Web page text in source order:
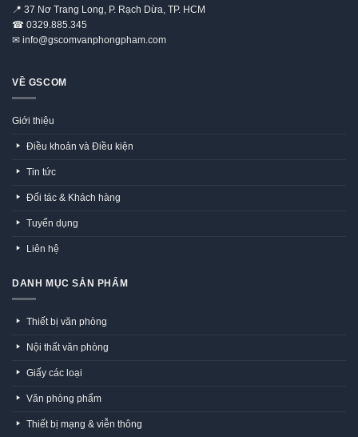
📍 37 Nơ Trang Long, P. Rạch Dừa, TP. HCM
☎ 0329.885.345
✉ info@gscomvanphongpham.com
VỀ GSCOM
Giới thiệu
Điều khoản và Điều kiện
Tin tức
Đối tác & Khách hàng
Tuyển dụng
Liên hệ
DANH MỤC SẢN PHẨM
Thiết bị văn phòng
Nội thất văn phòng
Giấy các loại
Văn phòng phẩm
Thiết bị mạng & viễn thông